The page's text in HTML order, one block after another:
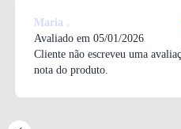
MATERIAL
Maria .
Avaliado em 05/01/2026
Cliente não escreveu uma
nota do produto.